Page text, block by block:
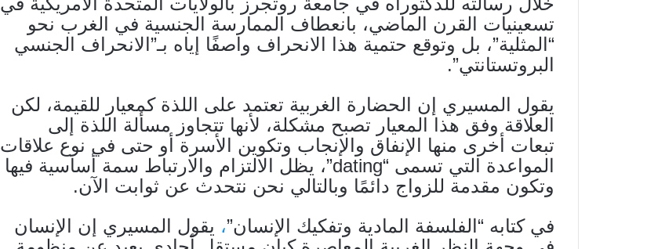
تسعينيات القرن الماضي، بانعطاف الممارسة الجنسية في الغرب نحو
“المثلية”، بل وتوقع حتمية هذا الانحراف واصفًا إياه بـ”الانحراف الجنسي
البروتستانتي”.
يقول المسيري إن الحضارة الغربية تعتمد على اللذة كمعيار للقيمة، لكن
العلاقة وفق هذا المعيار تصبح مشكلة، لأنها تتجاوز مسألة اللذة إلى
تبعات أخرى منها الإنفاق والإنجاب وتكوين الأسرة أو حتى في نوع علاقات
المواعدة التي تسمى “dating”، يظل الالتزام والارتباط سمة أساسية فيها
وتكون مقدمة للزواج دائمًا وبالتالي نحن نتحدث عن ثوابت الآن.
في كتابه “الفلسفة المادية وتفكيك الإنسان”، يقول المسيري إن الإنسان